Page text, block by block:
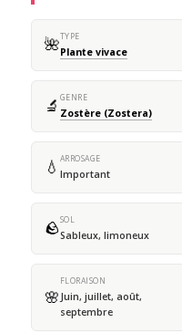
🌺TYPE
Plante vivace
🔬 GENRE
Zostère (Zostera)
💧 ARROSAGE
Important
🪨SOL
Sableux, limoneux
🌸
FLORAISON
Juin, juillet, août,
septembre